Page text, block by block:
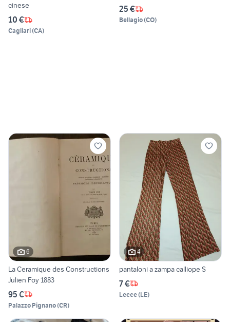
cinese
10 €
Cagliari(CA)
25 €
Bellagio(CO)
6
La Ceramique des Constructions
Julien Foy 1883
95 €
Palazzo Pignano(CR)
4
pantaloni a zampa calliope S
7 €
Lecce(LE)